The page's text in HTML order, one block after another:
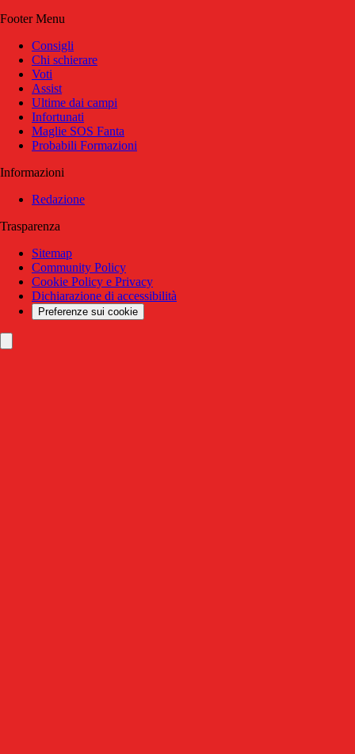
Footer Menu
Consigli
Chi schierare
Voti
Assist
Ultime dai campi
Infortunati
Maglie SOS Fanta
Probabili Formazioni
Informazioni
Redazione
Trasparenza
Sitemap
Community Policy
Cookie Policy e Privacy
Dichiarazione di accessibilità
Preferenze sui cookie